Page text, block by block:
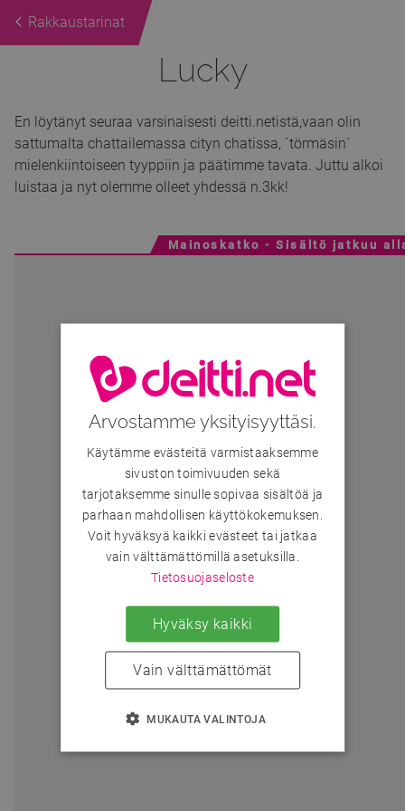
Rakkaustarinat
Lucky
En löytänyt seuraa varsinaisesti deitti.netistä,vaan olin
sattumalta chattailemassa cityn chatissa, ´törmäsin´
mielenkiintoiseen tyyppiin ja päätimme tavata. Juttu alkoi
luistaa ja nyt olemme olleet yhdessä n.3kk!
Mainoskatko - Sisältö jatkuu
Arvostamme yksityisyyttäsi.
Käytämme evästeitä varmistaaksemme
sivuston toimivuuden sekä
tarjotaksemme sinulle sopivaa sisältöä ja
parhaan mahdollisen käyttökokemuksen.
Voit hyväksyä kaikki evästeet tai jatkaa
vain välttämättömillä asetuksilla.
Tietosuojaseloste
Hyväksy kaikki
Vain välttämättömät
MUKAUTA VALINTOJA